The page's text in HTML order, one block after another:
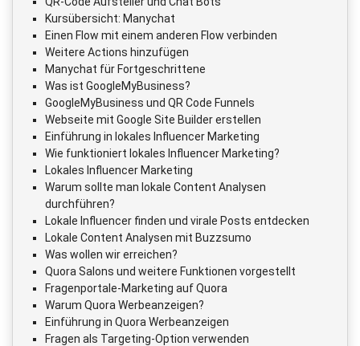
Kursübersicht: Manychat
Einen Flow mit einem anderen Flow verbinden
Weitere Actions hinzufügen
Manychat für Fortgeschrittene
Was ist GoogleMyBusiness?
GoogleMyBusiness und QR Code Funnels
Webseite mit Google Site Builder erstellen
Einführung in lokales Influencer Marketing
Wie funktioniert lokales Influencer Marketing?
Lokales Influencer Marketing
Warum sollte man lokale Content Analysen
durchführen?
Lokale Influencer finden und virale Posts entdecken
Lokale Content Analysen mit Buzzsumo
Was wollen wir erreichen?
Quora Salons und weitere Funktionen vorgestellt
Fragenportale-Marketing auf Quora
Warum Quora Werbeanzeigen?
Einführung in Quora Werbeanzeigen
Fragen als Targeting-Option verwenden